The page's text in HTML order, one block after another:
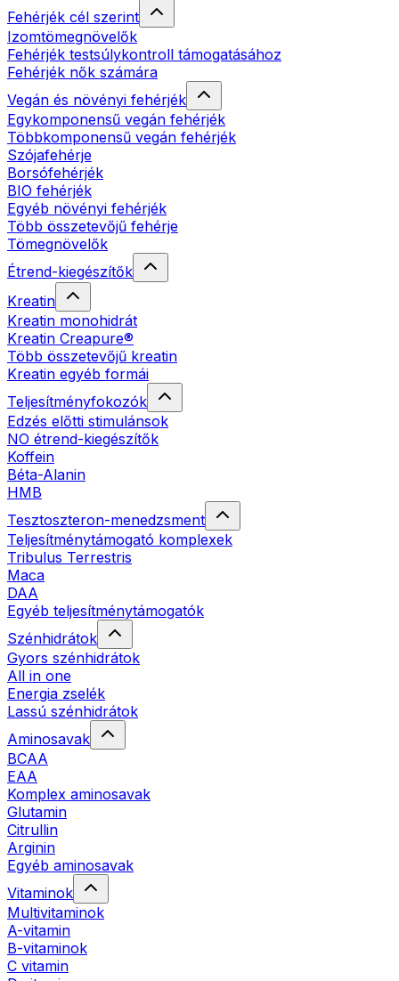
Fehérjék cél szerint
Izomtömegnövelők
Fehérjék testsúlykontroll támogatásához
Fehérjék nők számára
Vegán és növényi fehérjék
Egykomponensű vegán fehérjék
Többkomponensű vegán fehérjék
Szójafehérje
Borsófehérjék
BIO fehérjék
Egyéb növényi fehérjék
Több összetevőjű fehérje
Tömegnövelők
Étrend-kiegészítők
Kreatin
Kreatin monohidrát
Kreatin Creapure®
Több összetevőjű kreatin
Kreatin egyéb formái
Teljesítményfokozók
Edzés előtti stimulánsok
NO étrend-kiegészítők
Koffein
Béta-Alanin
HMB
Tesztoszteron-menedzsment
Teljesítménytámogató komplexek
Tribulus Terrestris
Maca
DAA
Egyéb teljesítménytámogatók
Szénhidrátok
Gyors szénhidrátok
All in one
Energia zselék
Lassú szénhidrátok
Aminosavak
BCAA
EAA
Komplex aminosavak
Glutamin
Citrullin
Arginin
Egyéb aminosavak
Vitaminok
Multivitaminok
A-vitamin
B-vitaminok
C vitamin